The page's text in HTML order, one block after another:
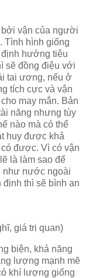
vận của người
Tình hình giống
hướng tiêu
sẽ đồng điệu với
tai ương, nếu ở
tích cực và vận
may mắn. Bản
năng nhưng tùy
nào mà có thể
huy được khả
được. Vì có vận
là làm sao để
như nước ngoài
định thì sẽ bình an
giá trị quan)
biện, khả năng
lượng mạnh mẽ
khí lượng giống